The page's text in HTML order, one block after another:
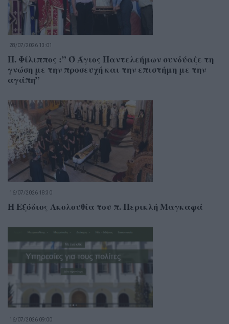
28/07/2026 13:01
Π. Φίλιππος :” Ό Άγιος Παντελεήμων συνδύαζε τη
γνώση με την προσευχή και την επιστήμη με την
αγάπη”
16/07/2026 18:30
Η Εξόδιος Ακολουθία του π. Περικλή Μαγκαφά
16/07/2026 09:00